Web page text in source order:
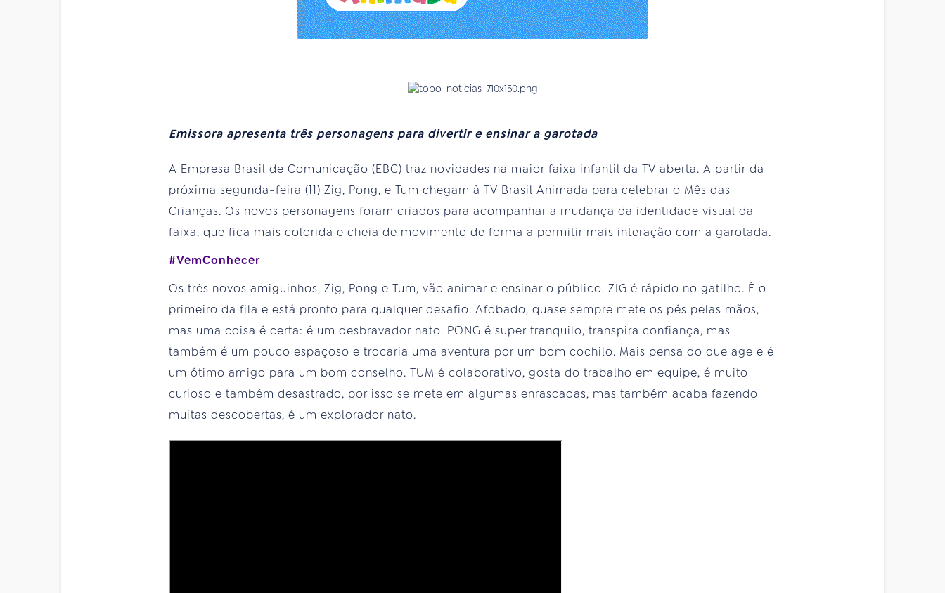
Emissora apresenta três personagens para divertir e ensinar a garotada
A Empresa Brasil de Comunicação (EBC) traz novidades na maior faixa infantil da TV aberta. A partir da
próxima segunda-feira (11) Zig, Pong, e Tum chegam à TV Brasil Animada para celebrar o Mês das
Crianças. Os novos personagens foram criados para acompanhar a mudança da identidade visual da
faixa, que fica mais colorida e cheia de movimento de forma a permitir mais interação com a garotada.
#VemConhecer
Os três novos amiguinhos, Zig, Pong e Tum, vão animar e ensinar o público. ZIG é rápido no gatilho. É o
primeiro da fila e está pronto para qualquer desafio. Afobado, quase sempre mete os pés pelas mãos,
mas uma coisa é certa: é um desbravador nato. PONG é super tranquilo, transpira confiança, mas
também é um pouco espaçoso e trocaria uma aventura por um bom cochilo. Mais pensa do que age e é
um ótimo amigo para um bom conselho. TUM é colaborativo, gosta do trabalho em equipe, é muito
curioso e também desastrado, por isso se mete em algumas enrascadas, mas também acaba fazendo
muitas descobertas, é um explorador nato.